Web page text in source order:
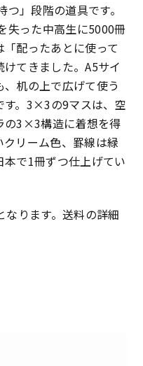
」段階の道具です。
失った中高生に5000冊
配ったあとに使って
てきました。A5サイ
机の上で広げて使う
す。3×3の9マスは、空
の3×3構造に着想を得
リーム色、罫線は緑
で1冊ずつ仕上げてい
ります。送料の詳細